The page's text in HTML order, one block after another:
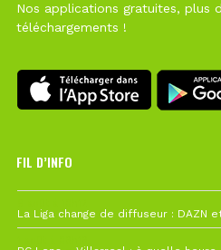
Nos applications gratuites, plus
téléchargements !
FIL D’INFO